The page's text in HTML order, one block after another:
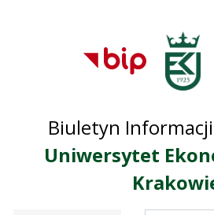
Przejdź
głównego
Przejdź do
Przejdź do
serwisu
Biuletyn
Uniwersytet